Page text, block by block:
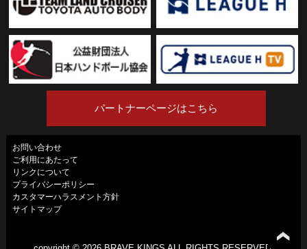
パートナーページはこちら
お問い合わせ
ご利用にあたって
リンクについて
プライバシーポリシー
カスタマーハラスメント方針
サイトマップ